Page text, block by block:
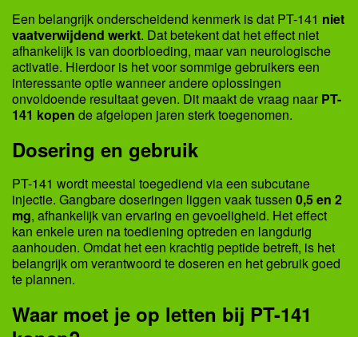
Een belangrijk onderscheidend kenmerk is dat PT-141 niet
vaatverwijdend werkt. Dat betekent dat het effect niet
afhankelijk is van doorbloeding, maar van neurologische
activatie. Hierdoor is het voor sommige gebruikers een
interessante optie wanneer andere oplossingen
onvoldoende resultaat geven. Dit maakt de vraag naarPT-
141 kopen de afgelopen jaren sterk toegenomen.
Dosering en gebruik
PT-141 wordt meestal toegediend via een subcutane
injectie. Gangbare doseringen liggen vaak tussen 0,5 en 2
mg, afhankelijk van ervaring en gevoeligheid. Het effect
kan enkele uren na toediening optreden en langdurig
aanhouden. Omdat het een krachtig peptide betreft, is het
belangrijk om verantwoord te doseren en het gebruik goed
te plannen.
Waar moet je op letten bij PT-141